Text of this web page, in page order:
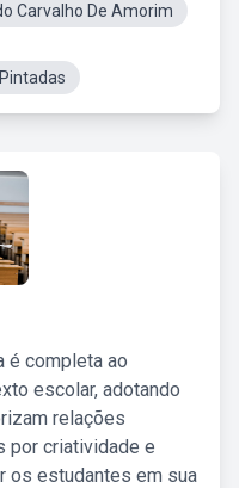
Carvalho De Amorim
é completa ao
escolar, adotando
relações
por criatividade e
os estudantes em sua